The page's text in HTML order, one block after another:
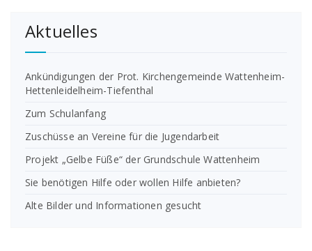
Aktuelles
Ankündigungen der Prot. Kirchengemeinde Wattenheim-
Hettenleidelheim-Tiefenthal
Zum Schulanfang
Zuschüsse an Vereine für die Jugendarbeit
Projekt „Gelbe Füße“ der Grundschule Wattenheim
Sie benötigen Hilfe oder wollen Hilfe anbieten?
Alte Bilder und Informationen gesucht